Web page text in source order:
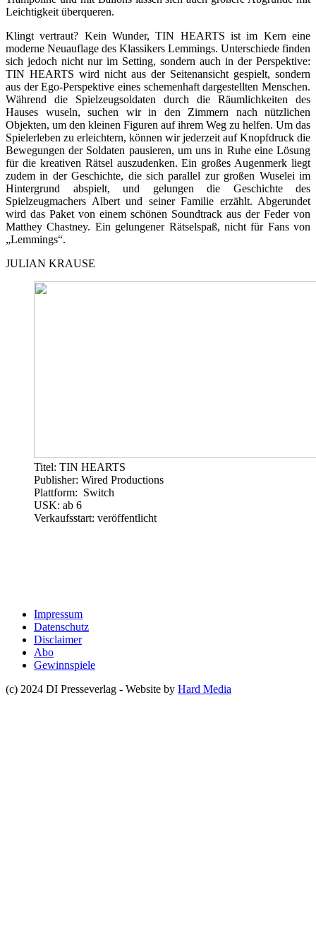
Leichtigkeit überqueren.
Klingt vertraut? Kein Wunder, TIN HEARTS ist im Kern eine
moderne Neuauflage des Klassikers Lemmings. Unterschiede finden
sich jedoch nicht nur im Setting, sondern auch in der Perspektive:
TIN HEARTS wird nicht aus der Seitenansicht gespielt, sondern
aus der Ego-Perspektive eines schemenhaft dargestellten Menschen.
Während die Spielzeugsoldaten durch die Räumlichkeiten des
Hauses wuseln, suchen wir in den Zimmern nach nützlichen
Objekten, um den kleinen Figuren auf ihrem Weg zu helfen. Um das
Spielerleben zu erleichtern, können wir jederzeit auf Knopfdruck die
Bewegungen der Soldaten pausieren, um uns in Ruhe eine Lösung
für die kreativen Rätsel auszudenken. Ein großes Augenmerk liegt
zudem in der Geschichte, die sich parallel zur großen Wuselei im
Hintergrund abspielt, und gelungen die Geschichte des
Spielzeugmachers Albert und seiner Familie erzählt. Abgerundet
wird das Paket von einem schönen Soundtrack aus der Feder von
Matthey Chastney. Ein gelungener Rätselspaß, nicht für Fans von
„Lemmings“.
JULIAN KRAUSE
Titel: TIN HEARTS
Publisher: Wired Productions
Plattform: Switch
USK: ab 6
Verkaufsstart: veröffentlicht
Impressum
Datenschutz
Disclaimer
Abo
Gewinnspiele
(c) 2024 DI Presseverlag - Website by Hard Media